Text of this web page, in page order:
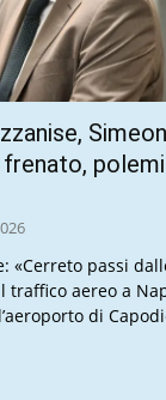
frenato,
«Cerreto passi
traffico aereo a
di